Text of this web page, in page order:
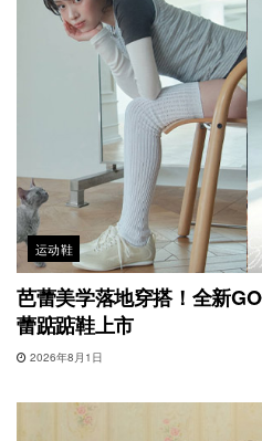
运动鞋
芭蕾美学落地穿搭！全新
蕾踮踮鞋上市
2026年8月1日